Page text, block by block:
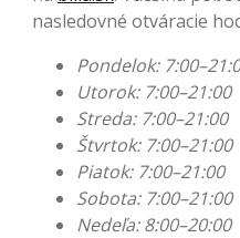
nasledovné otváracie
Pondelok:
Utorok: 7:00–21:00
Streda: 7:00–21:00
Štvrtok: 7:00–21:00
Piatok: 7:00–21:00
Sobota: 7:00–21:00
Nedeľa: 8:00–20:00